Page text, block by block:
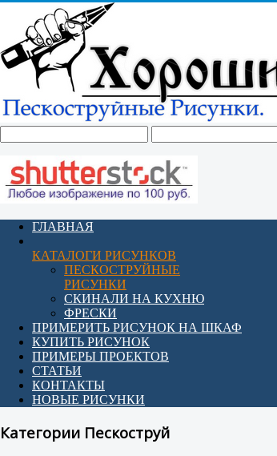
ГЛАВНАЯ
КАТАЛОГИ РИСУНКОВ
ПЕСКОСТРУЙНЫЕ
РИСУНКИ
СКИНАЛИ НА КУХНЮ
ФРЕСКИ
ПРИМЕРИТЬ РИСУНОК НА ШКАФ
КУПИТЬ РИСУНОК
ПРИМЕРЫ ПРОЕКТОВ
СТАТЬИ
КОНТАКТЫ
НОВЫЕ РИСУНКИ
Категории Пескоструй